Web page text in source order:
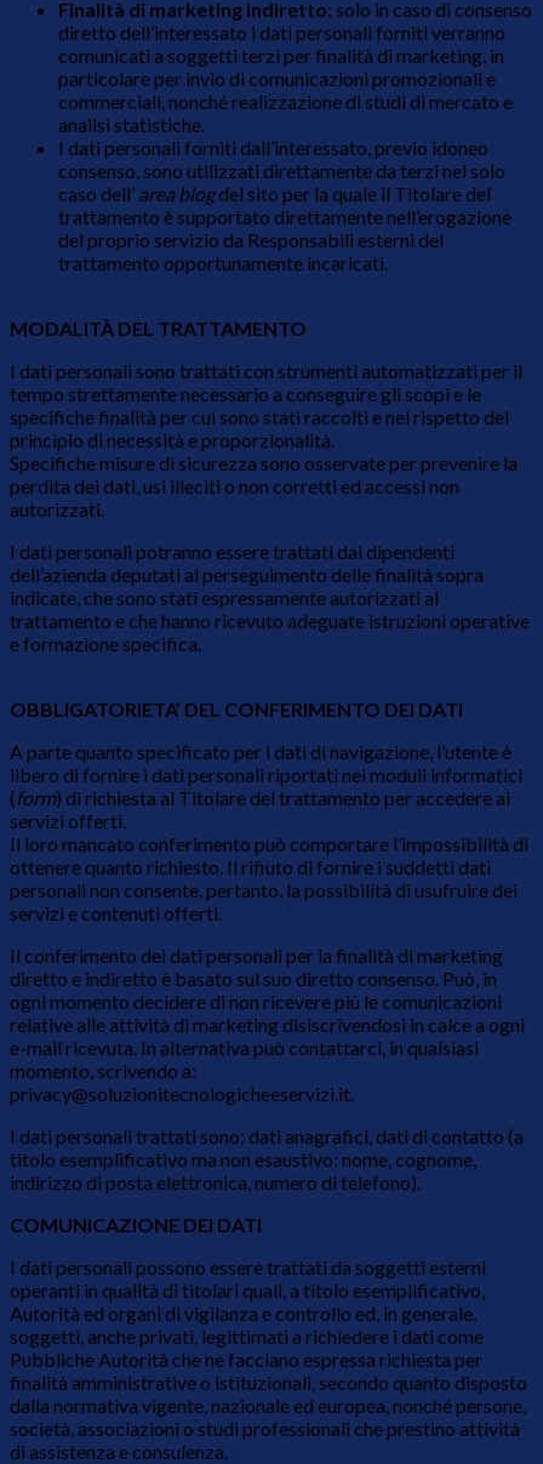
Finalità di marketing indiretto: solo in caso di consenso
diretto dell’interessato i dati personali forniti verranno
comunicati a soggetti terzi per finalità di marketing, in
particolare per invio di comunicazioni promozionali e
commerciali, nonché realizzazione di studi di mercato e
analisi statistiche.
I dati personali forniti dall’interessato, previo idoneo
consenso, sono utilizzati direttamente da terzi nel solo
caso dell’ area blogdel sito per la quale il Titolare del
trattamento è supportato direttamente nell’erogazione
del proprio servizio da Responsabili esterni del
trattamento opportunamente incaricati.
MODALITÀ DEL TRATTAMENTO
I dati personali sono trattati con strumenti automatizzati per il
tempo strettamente necessario a conseguire gli scopi e le
specifiche finalità per cui sono stati raccolti e nel rispetto del
principio di necessità e proporzionalità.
Specifiche misure di sicurezza sono osservate per prevenire la
perdita dei dati, usi illeciti o non corretti ed accessi non
autorizzati.
I dati personali potranno essere trattati dai dipendenti
dell’azienda deputati al perseguimento delle finalità sopra
indicate, che sono stati espressamente autorizzati al
trattamento e che hanno ricevuto adeguate istruzioni operative
e formazione specifica.
OBBLIGATORIETA’ DEL CONFERIMENTO DEI DATI
A parte quanto specificato per i dati di navigazione, l’utente è
libero di fornire i dati personali riportati nei moduli informatici
(form) di richiesta al Titolare del trattamento per accedere ai
servizi offerti.
Il loro mancato conferimento può comportare l’impossibilità di
ottenere quanto richiesto. Il rifiuto di fornire i suddetti dati
personali non consente, pertanto, la possibilità di usufruire dei
servizi e contenuti offerti.
Il conferimento dei dati personali per la finalità di marketing
diretto e indiretto è basato sul suo diretto consenso. Può, in
ogni momento decidere di non ricevere più le comunicazioni
relative alle attività di marketing disiscrivendosi in calce a ogni
e-mail ricevuta. In alternativa può contattarci, in qualsiasi
momento, scrivendo a:
privacy@soluzionitecnologicheeservizi.it.
I dati personali trattati sono: dati anagrafici, dati di contatto (a
titolo esemplificativo ma non esaustivo: nome, cognome,
indirizzo di posta elettronica, numero di telefono).
COMUNICAZIONE DEI DATI
I dati personali possono essere trattati da soggetti esterni
operanti in qualità di titolari quali, a titolo esemplificativo,
Autorità ed organi di vigilanza e controllo ed, in generale,
soggetti, anche privati, legittimati a richiedere i dati come
Pubbliche Autorità che ne facciano espressa richiesta per
finalità amministrative o istituzionali, secondo quanto disposto
dalla normativa vigente, nazionale ed europea, nonché persone,
società, associazioni o studi professionali che prestino attività
di assistenza e consulenza.